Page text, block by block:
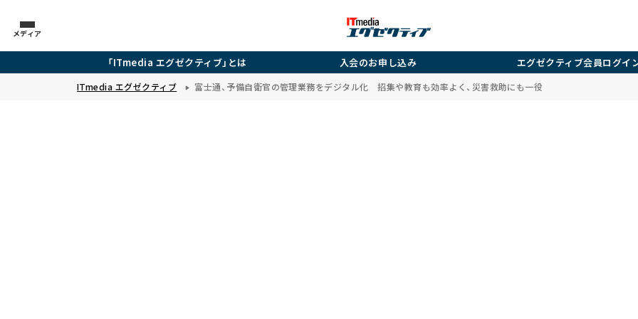
メディア
「ITmedia エグゼクティブ」とは 入会のお申し込み エグゼクティブ会員ログイ
ITmedia エグゼクティブ 富士通、予備自衛官の管理業務をデジタル化 招集や教育も効率よく、災害救助にも一役